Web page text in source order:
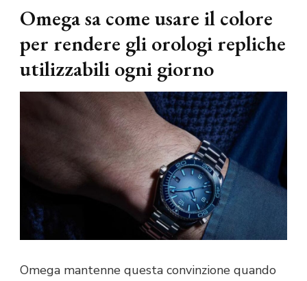
Omega sa come usare il colore
per rendere gli orologi repliche
utilizzabili ogni giorno
Omega mantenne questa convinzione quando